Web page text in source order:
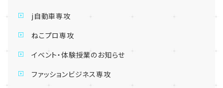
j自動車専攻
ねこプロ専攻
イベント・体験授業のお知らせ
ファッションビジネス専攻